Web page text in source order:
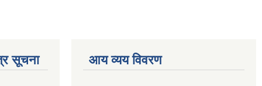
सूचना आय व्यय विवरण